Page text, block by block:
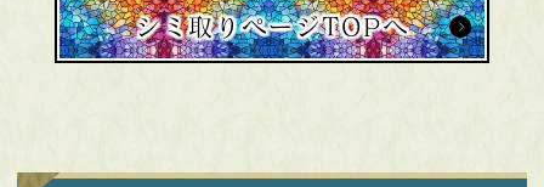
シミ取りページTOPへ